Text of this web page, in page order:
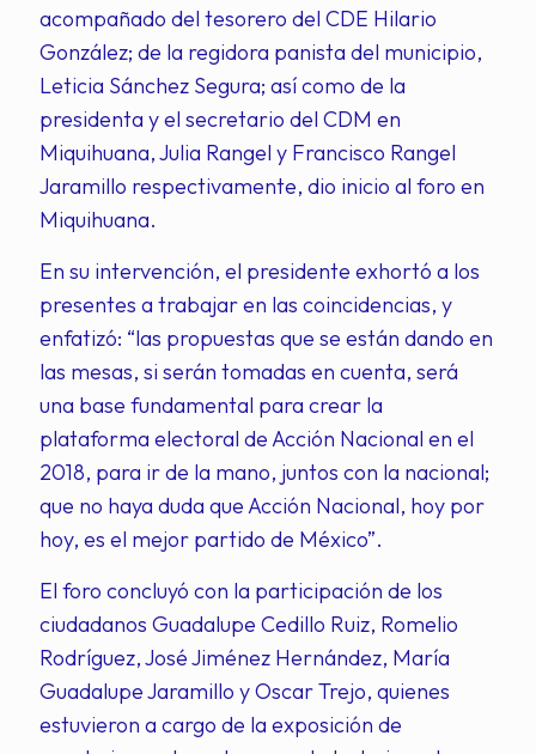
acompañado del tesorero del CDE Hilario
González; de la regidora panista del municipio,
Leticia Sánchez Segura; así como de la
presidenta y el secretario del CDM en
Miquihuana, Julia Rangel y Francisco Rangel
Jaramillo respectivamente, dio inicio al foro en
Miquihuana.
En su intervención, el presidente exhortó a los
presentes a trabajar en las coincidencias, y
enfatizó: “las propuestas que se están dando en
las mesas, si serán tomadas en cuenta, será
una base fundamental para crear la
plataforma electoral de Acción Nacional en el
2018, para ir de la mano, juntos con la nacional;
que no haya duda que Acción Nacional, hoy por
hoy, es el mejor partido de México”.
El foro concluyó con la participación de los
ciudadanos Guadalupe Cedillo Ruiz, Romelio
Rodríguez, José Jiménez Hernández, María
Guadalupe Jaramillo y Oscar Trejo, quienes
estuvieron a cargo de la exposición de